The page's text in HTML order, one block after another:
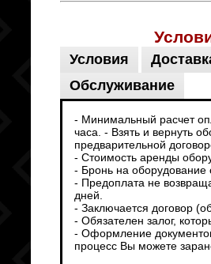
Условия
Обслуживание
- Минимальный расчет
часа. - Взять и вернуть
предварительной
- Стоимость аренды
- Бронь на оборудование
- Предоплата не
дней.
- Заключается договор
- Обязателен залог,
- Оформление
процесс Вы можете